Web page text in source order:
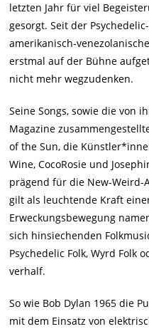
letzten Jahr für viel
gesorgt. Seit der
amerikanisch-
erstmal auf der Bühne
nicht mehr wegzudenken.
Seine Songs, sowie die von
Magazine
of the Sun, die
Wine, CocoRosie und
prägend für die New-Weird-
gilt als leuchtende Kraft
Erweckungsbewegung
sich hinsiechenden
Psychedelic Folk, Wyrd Folk
verhalf.
So wie Bob Dylan 1965 die
mit dem Einsatz von